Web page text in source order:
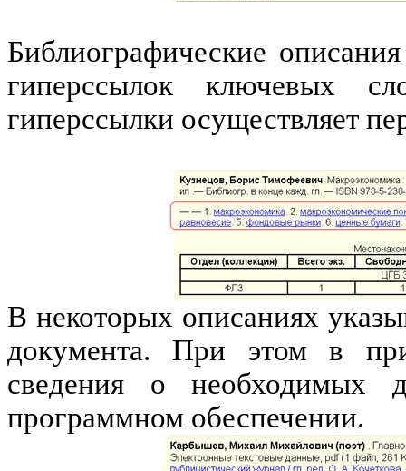
Библиографические
гиперссылок ключевых
гиперссылки осуществляет
В некоторых описаниях
документа. При этом в
сведения о необходимых
программном обеспечении.